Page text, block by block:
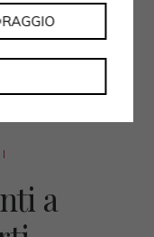
a